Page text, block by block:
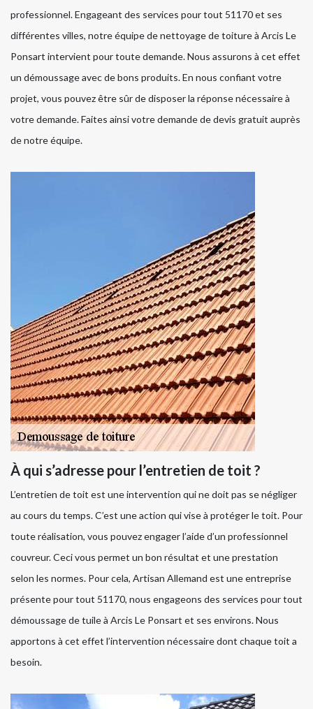
professionnel. Engageant des services pour tout 51170 et ses
différentes villes, notre équipe de nettoyage de toiture à Arcis Le
Ponsart intervient pour toute demande. Nous assurons à cet effet
un démoussage avec de bons produits. En nous confiant votre
projet, vous pouvez être sûr de disposer la réponse nécessaire à
votre demande. Faites ainsi votre demande de devis gratuit auprès
de notre équipe.
À qui s’adresse pour l’entretien de toit ?
L’entretien de toit est une intervention qui ne doit pas se négliger
au cours du temps. C’est une action qui vise à protéger le toit. Pour
toute réalisation, vous pouvez engager l’aide d’un professionnel
couvreur. Ceci vous permet un bon résultat et une prestation
selon les normes. Pour cela, Artisan Allemand est une entreprise
présente pour tout 51170, nous engageons des services pour tout
démoussage de tuile à Arcis Le Ponsart et ses environs. Nous
apportons à cet effet l’intervention nécessaire dont chaque toit a
besoin.